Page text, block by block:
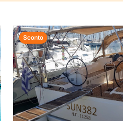
Sconto